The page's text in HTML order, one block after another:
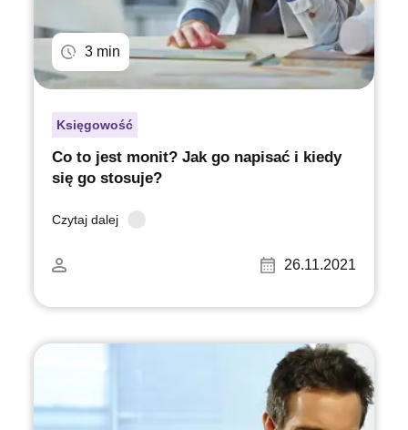
3 min
Księgowość
Co to jest monit? Jak go napisać i kiedy
się go stosuje?
Czytaj dalej
26.11.2021